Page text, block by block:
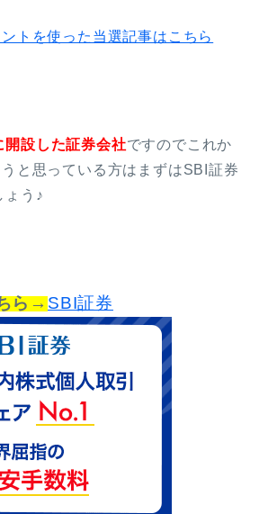
トを使った当選記事はこちら
開設した証券会社ですのでこれか
と思っている方はまずはSBI証券
ょう♪
ら→SBI証券